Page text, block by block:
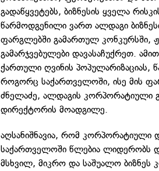
გადაწყვეტებს, ბიზნესის ყველა
წარმოდგენილი ვართ ალდაგი
ფარგლებში გამართულ კონკურსში,
გამარჯვებულები დავასაჩუქრეთ.
ქართული ღვინის პოპულარიზაციას,
როგორც საქართველოში, ისე მის
ძნელაძე, ალდაგის კორპორატიული
დირექტორის მოადგილე.
აღსანიშნავია, რომ კორპორატიული
საქართველოში წლებია ლიდერობს
მსხვილ, მიკრო და საშუალო ბიზნეს